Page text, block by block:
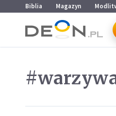
Przejdź do menu głównego
Przejdź do treści
Biblia Magazyn